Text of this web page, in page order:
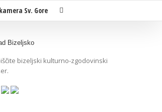
Sv. Gore
Bizeljsko
bizeljski kulturno-zgodovinski